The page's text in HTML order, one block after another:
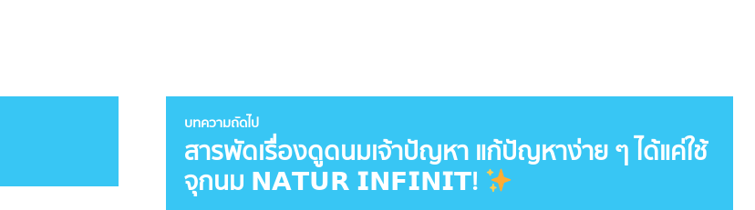
บทความถัดไป
สารพัดเรื่องดูดนมเจ้าปัญหา แก้ปัญหาง่าย ๆ ได้แค่ใช้
จุกนม 𝗡𝗔𝗧𝗨𝗥 𝗜𝗡𝗙𝗜𝗡𝗜𝗧!